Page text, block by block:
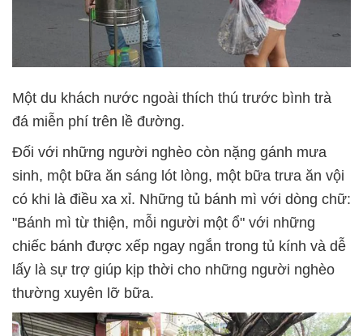
Một du khách nước ngoài thích thú trước bình trà
đá miễn phí trên lề đường.
Đối với những người nghèo còn nặng gánh mưa
sinh, một bữa ăn sáng lót lòng, một bữa trưa ăn vội
có khi là điều xa xỉ. Những tủ bánh mì với dòng chữ:
"Bánh mì từ thiện, mỗi người một ổ" với những
chiếc bánh được xếp ngay ngắn trong tủ kính và dễ
lấy là sự trợ giúp kịp thời cho những người nghèo
thường xuyên lỡ bữa.